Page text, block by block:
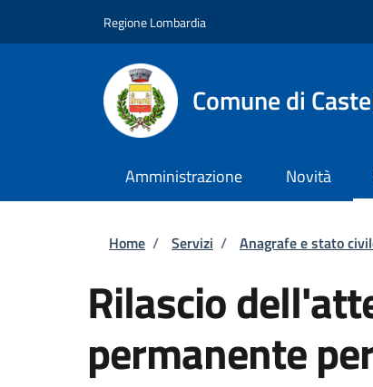
Regione Lombardia
Comune di
Amministrazione Novità
Briciole di pane
Home / Servizi / Anagrafe e stato
Rilascio
permanente